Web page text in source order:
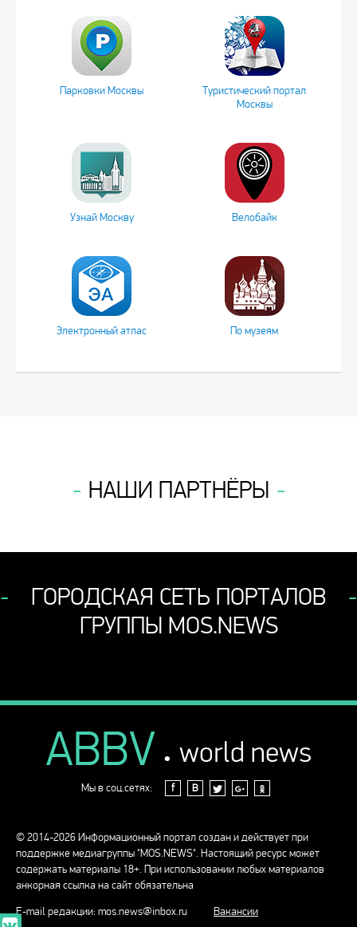
Парковки Москвы
Туристический портал
Москвы
Узнай Москву Велобайк
Электронный атлас По музеям
НАШИ ПАРТНЁРЫ
ГОРОДСКАЯ СЕТЬ ПОРТАЛОВ
ГРУППЫ MOS.NEWS
ABBV . world news
Мы в соц.сетях: f В
© 2014-2026 Информационный портал создан и действует при
поддержке медиагруппы "MOS.NEWS". Настоящий ресурс может
содержать материалы 18+. При использовании любых материалов
анкорная ссылка на сайт обязательна
E-mail редакции:mos.news@inbox.ru Вакансии